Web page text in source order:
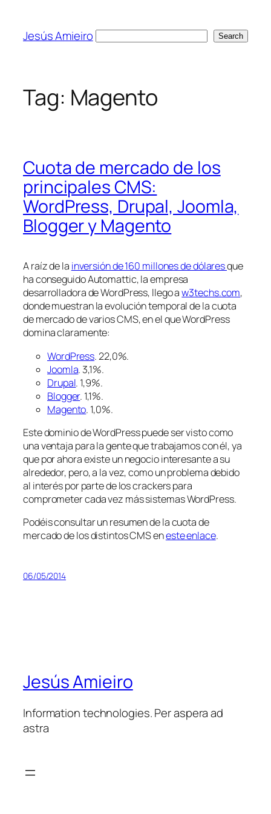
content
Jesús Amieiro Search
Tag: Magento
Cuota de mercado de los
principales CMS:
WordPress, Drupal, Joomla,
Blogger y Magento
A raíz de la inversión de 160 millones de dólaresque
ha conseguido Automattic, la empresa
desarrolladora de WordPress, llego aw3techs.com,
donde muestran la evolución temporal de la cuota
de mercado de varios CMS, en el que WordPress
domina claramente:
WordPress. 22,0%.
Joomla. 3,1%.
Drupal. 1,9%.
Blogger. 1,1%.
Magento. 1,0%.
Este dominio de WordPress puede ser visto como
una ventaja para la gente que trabajamos con él, ya
que por ahora existe un negocio interesante a su
alrededor, pero, a la vez, como un problema debido
al interés por parte de los crackers para
comprometer cada vez más sistemas WordPress.
Podéis consultar un resumen de la cuota de
mercado de los distintos CMS eneste enlace.
06/05/2014
Jesús Amieiro
Information technologies. Per aspera ad
astra